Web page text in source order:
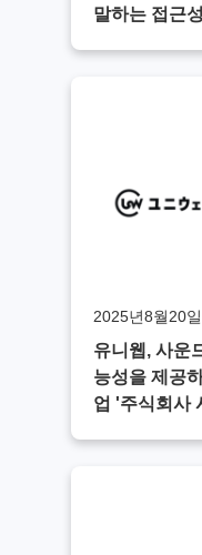
말하는 접근
2025년8월20일
유니웹, 사운
능성을 제공
업 '주식회사